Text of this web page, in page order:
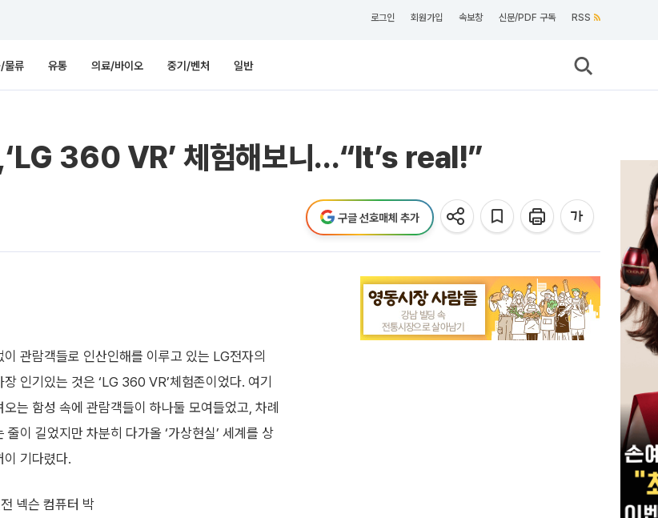
로그인 회원가입 속보창 신문/PDF 구독 RSS
물류 유통 의료/바이오 중기/벤처 일반
360 VR’ 체험해보니…“It’s real!”
구글 선호매체 추가
이 관람객들로 인산인해를 이루고 있는 LG전자의
인기있는 것은 ‘LG 360 VR’체험존이었다. 여기
오는 함성 속에 관람객들이 하나둘 모여들었고, 차례
줄이 길었지만 차분히 다가올 ‘가상현실’ 세계를 상
이 기다렸다.
넥슨 컴퓨터 박